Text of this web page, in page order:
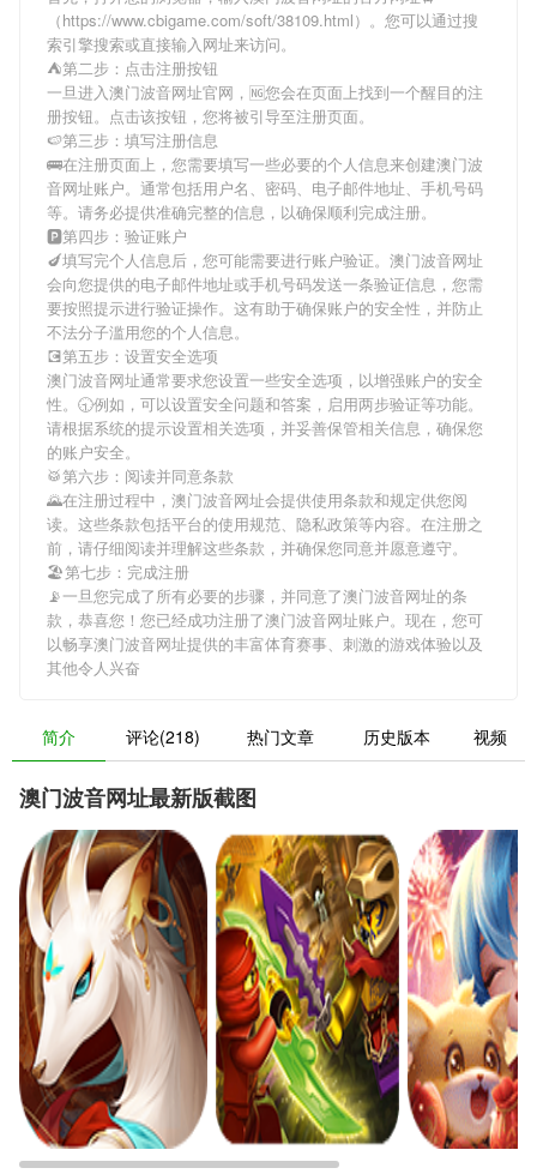
（https://www.cbigame.com/soft/38109.html）。您可以通过搜
索引擎搜索或直接输入网址来访问。
⛺️第二步：点击注册按钮
一旦进入澳门波音网址官网，🆖您会在页面上找到一个醒目的注
册按钮。点击该按钮，您将被引导至注册页面。
🍉第三步：填写注册信息
🚌在注册页面上，您需要填写一些必要的个人信息来创建澳门波
音网址账户。通常包括用户名、密码、电子邮件地址、手机号码
等。请务必提供准确完整的信息，以确保顺利完成注册。
🅿第四步：验证账户
🍆填写完个人信息后，您可能需要进行账户验证。 澳门波音网址
会向您提供的电子邮件地址或手机号码发送一条验证信息，您需
要按照提示进行验证操作。这有助于确保账户的安全性，并防止
不法分子滥用您的个人信息。
💽第五步：设置安全选项
澳门波音网址通常要求您设置一些安全选项，以增强账户的安全
性。🕤例如，可以设置安全问题和答案，启用两步验证等功能。
请根据系统的提示设置相关选项，并妥善保管相关信息，确保您
的账户安全。
🥁第六步：阅读并同意条款
🌄在注册过程中， 澳门波音网址会提供使用条款和规定供您阅
读。这些条款包括平台的使用规范、隐私政策等内容。在注册之
前，请仔细阅读并理解这些条款，并确保您同意并愿意遵守。
🏖第七步：完成注册
📡一旦您完成了所有必要的步骤，并同意了澳门波音网址的条
款，恭喜您！您已经成功注册了澳门波音网址账户。现在，您可
以畅享澳门波音网址提供的丰富体育赛事、刺激的游戏体验以及
其他令人兴奋
简介 评论(218) 热门文章 历史版本 视频
澳门波音网址最新版截图